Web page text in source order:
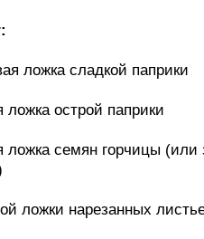
ложка сладкой паприки
ложка острой паприки
ложка семян горчицы (или
ложки нарезанных